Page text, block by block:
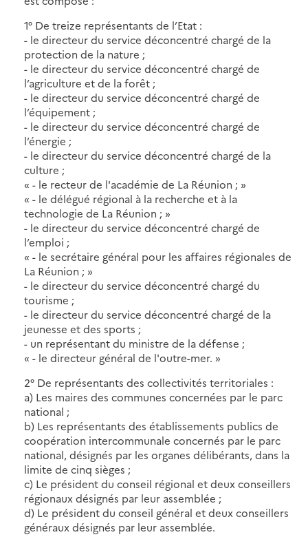
1° De treize représentants de l’Etat :
- le directeur du service déconcentré chargé de la
protection de la nature ;
- le directeur du service déconcentré chargé de
l’agriculture et de la forêt ;
- le directeur du service déconcentré chargé de
l’équipement ;
- le directeur du service déconcentré chargé de
l’énergie ;
- le directeur du service déconcentré chargé de la
culture ;
« - le recteur de l'académie de La Réunion ; »
« - le délégué régional à la recherche et à la
technologie de La Réunion ; »
- le directeur du service déconcentré chargé de
l’emploi ;
« - le secrétaire général pour les affaires régionales de
La Réunion ; »
- le directeur du service déconcentré chargé du
tourisme ;
- le directeur du service déconcentré chargé de la
jeunesse et des sports ;
- un représentant du ministre de la défense ;
« - le directeur général de l'outre-mer. »
2° De représentants des collectivités territoriales :
a) Les maires des communes concernées par le parc
national ;
b) Les représentants des établissements publics de
coopération intercommunale concernés par le parc
national, désignés par les organes délibérants, dans la
limite de cinq sièges ;
c) Le président du conseil régional et deux conseillers
régionaux désignés par leur assemblée ;
d) Le président du conseil général et deux conseillers
généraux désignés par leur assemblée.